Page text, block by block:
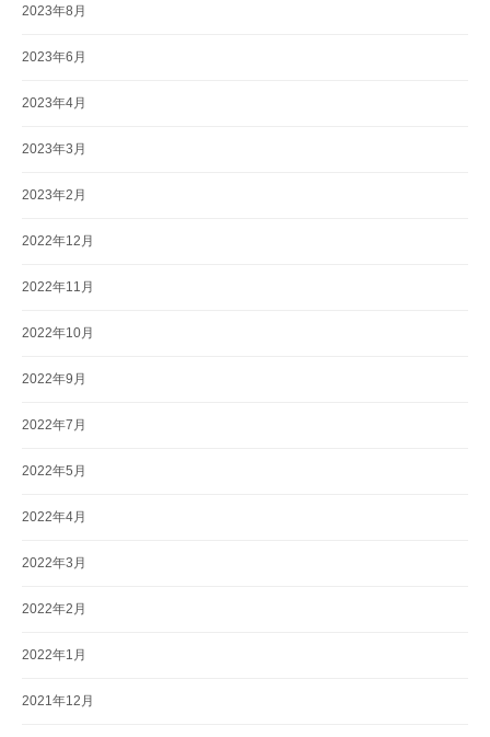
2023年8月
2023年6月
2023年4月
2023年3月
2023年2月
2022年12月
2022年11月
2022年10月
2022年9月
2022年7月
2022年5月
2022年4月
2022年3月
2022年2月
2022年1月
2021年12月